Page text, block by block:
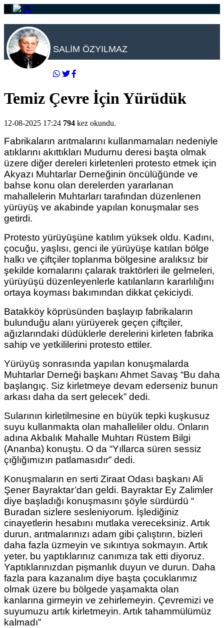
SALİM ÖZYILMAZ
Temiz Çevre İçin Yürüdük
12-08-2025 17:24 794 kez okundu.
Fabrikaların arıtmalarını kullanmamaları nedeniyle
atıklarını akıttıkları Mudurnu deresi başta olmak
üzere diğer dereleri kirletenleri protesto etmek için
Akyazı Muhtarlar Derneğinin öncülüğünde ve
bahse konu olan derelerden yararlanan
mahallelerin Muhtarları tarafından düzenlenen
yürüyüş ve akabinde yapılan konuşmalar ses
getirdi.
Protesto yürüyüşüne katılım yüksek oldu. Kadını,
çocuğu, yaşlısı, genci ile yürüyüşe katılan bölge
halkı ve çiftçiler toplanma bölgesine aralıksız bir
şekilde kornalarını çalarak traktörleri ile gelmeleri,
yürüyüşü düzenleyenlerle katılanların kararlılığını
ortaya koyması bakımından dikkat çekiciydi.
Batakköy köprüsünden başlayıp fabrikaların
bulunduğu alanı yürüyerek geçen çiftçiler,
ağızlarındaki düdüklerle derelerini kirleten fabrika
sahip ve yetkililerini protesto ettiler.
Yürüyüş sonrasında yapılan konuşmalarda
Muhtarlar Derneği başkanı Ahmet Savaş “Bu daha
başlangıç. Siz kirletmeye devam ederseniz bunun
arkası daha da sert gelecek” dedi.
Sularının kirletilmesine en büyük tepki kuşkusuz
suyu kullanmakta olan mahalleliler oldu. Onların
adına Akbalık Mahalle Muhtarı Rüstem Bilgi
(Ananba) konuştu. O da “Yıllarca süren sessiz
çığlığımızın patlamasıdır” dedi.
Konuşmaların en serti Ziraat Odası başkanı Ali
Şener Bayraktar’dan geldi. Bayraktar Ey Zalimler
diye başladığı konuşmasını şöyle sürdürdü “
Buradan sizlere sesleniyorum. İşlediğiniz
cinayetlerin hesabını mutlaka vereceksiniz. Artık
durun, arıtmalarınızı adam gibi çalıştırın, bizleri
daha fazla üzmeyin ve sıkıntıya sokmayın. Artık
yeter, bu yaptıklarınız canımıza tak etti diyoruz.
Yaptıklarınızdan pişmanlık duyun ve durun. Daha
fazla para kazanalım diye başta çocuklarımız
olmak üzere bu bölgede yaşamakta olan
kanlarına girmeyin ve zehirlemeyin. Çevremizi ve
suyumuzu artık kirletmeyin. Artık tahammülümüz
kalmadı”